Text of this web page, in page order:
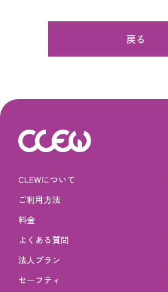
戻る
CLEWについて
ご利用方法
料金
よくある質問
法人プラン
セーフティ